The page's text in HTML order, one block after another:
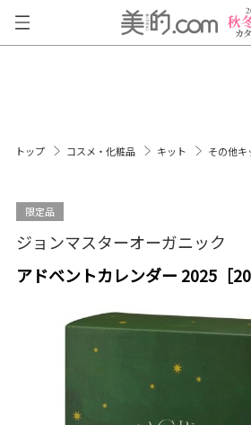
トップ コスメ・化粧品 キット その他キ
限定品
ジョンマスターオーガニック
アドベントカレンダー 2025［